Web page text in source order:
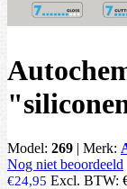
Model: 269 | Merk:
Nog niet beoordeeld
€24,95 Excl. BTW: